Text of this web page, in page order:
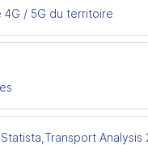
/ 5G du territoire
Analysis